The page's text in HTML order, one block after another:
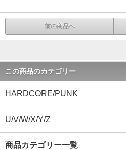
前の商品へ
この商品のカテゴリー
HARDCORE/PUNK
U/V/W/X/Y/Z
商品カテゴリー一覧